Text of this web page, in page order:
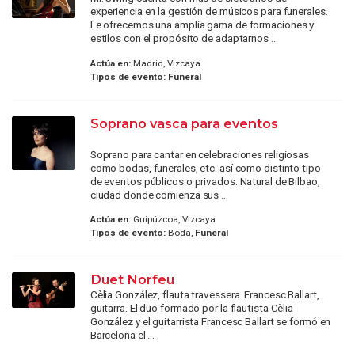
experiencia en la gestión de músicos para funerales.
Le ofrecemos una amplia gama de formaciones y
estilos con el propósito de adaptarnos ...
Actúa en:Madrid, Vizcaya
Tipos de evento: Funeral
Soprano vasca para eventos
Soprano para cantar en celebraciones religiosas
como bodas, funerales, etc. así como distinto tipo
de eventos públicos o privados. Natural de Bilbao,
ciudad donde comienza sus ...
Actúa en:Guipúzcoa, Vizcaya
Tipos de evento:Boda, Funeral
Duet Norfeu
Cèlia González, flauta travessera. Francesc Ballart,
guitarra. El duo formado por la flautista Cèlia
González y el guitarrista Francesc Ballart se formó en
Barcelona el ...